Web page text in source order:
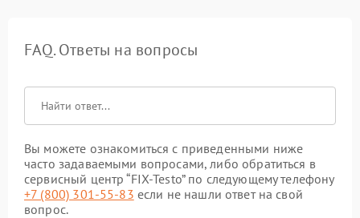
FAQ. Ответы на вопросы
Вы можете ознакомиться с приведенными ниже
часто задаваемыми вопросами, либо обратиться в
сервисный центр “FIX-Testo” по следующему телефону
+7 (800) 301-55-83 если не нашли ответ на свой
вопрос.